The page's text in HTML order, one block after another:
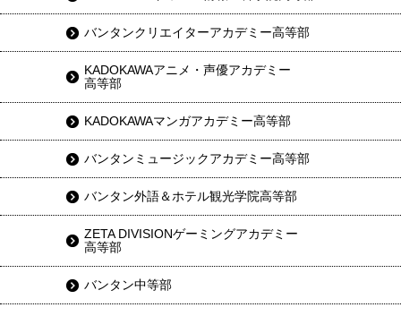
バンタンクリエイターアカデミー高等部
KADOKAWAアニメ・声優アカデミー
高等部
KADOKAWAマンガアカデミー高等部
バンタンミュージックアカデミー高等部
バンタン外語＆ホテル観光学院高等部
ZETA DIVISIONゲーミングアカデミー
高等部
バンタン中等部